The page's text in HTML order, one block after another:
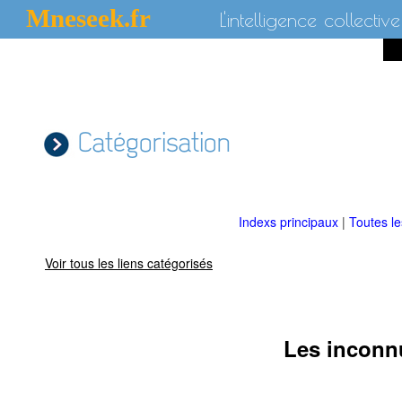
Mneseek.fr L'intelligence collective
Catégorisation
Indexs principaux | Toutes
Voir tous les liens catégorisés
Les